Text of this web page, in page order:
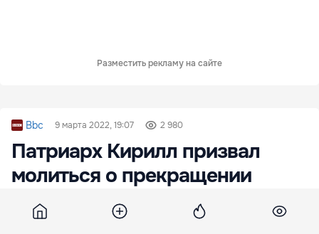
Разместить рекламу на сайте
Bbc 9 марта 2022, 19:07 2 980
Патриарх Кирилл призвал
молиться о прекращении
войны